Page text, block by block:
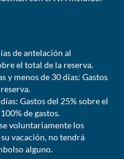
de antelación al
el total de la reserva.
y menos de 30 días: Gastos
Gastos del 25% sobre el
de gastos.
voluntariamente los
vacación, no tendrá
alguno.